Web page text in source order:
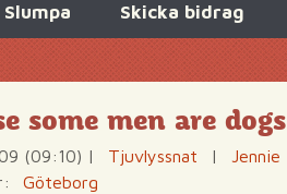
Slumpa Skicka bidrag
some men are dogs
(09:10) | Tjuvlyssnat |
Jennie
Göteborg